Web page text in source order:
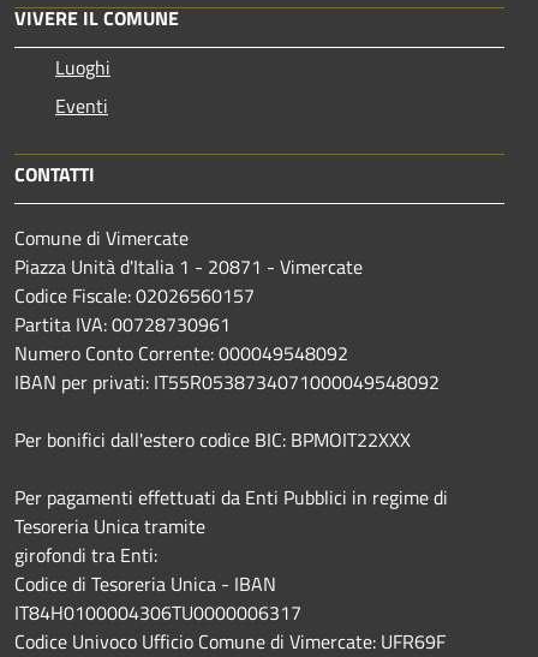
VIVERE IL COMUNE
Luoghi
Eventi
CONTATTI
Comune di Vimercate
Piazza Unità d'Italia 1 - 20871 - Vimercate
Codice Fiscale: 02026560157
Partita IVA: 00728730961
Numero Conto Corrente: 000049548092
IBAN per privati: IT55R0538734071000049548092
Per bonifici dall'estero codice BIC: BPMOIT22XXX
Per pagamenti effettuati da Enti Pubblici in regime di
Tesoreria Unica tramite
girofondi tra Enti:
Codice di Tesoreria Unica - IBAN
IT84H0100004306TU0000006317
Codice Univoco Ufficio Comune di Vimercate: UFR69F